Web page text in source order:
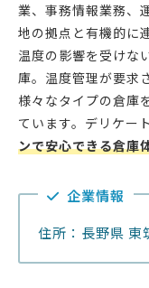
業、事務情報業務、
地の拠点と有機的に
温度の影響を受けな
庫。温度管理が要求
様々なタイプの倉庫
ています。デリケー
ンで安心できる倉庫
企業情報
住所：長野県 東